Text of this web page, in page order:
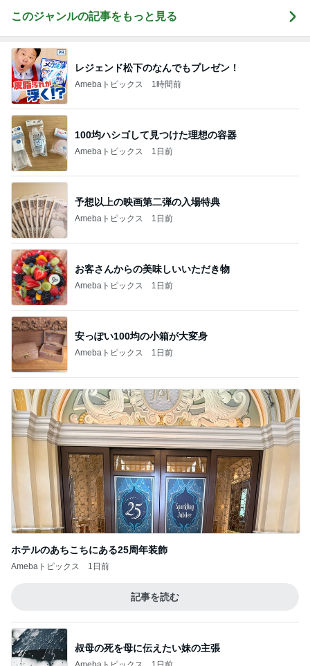
このジャンルの記事をもっと見る
レジェンド松下のなんでもプレゼン！
Amebaトピックス 1時間前
100均ハシゴして見つけた理想の容器
Amebaトピックス 1日前
予想以上の映画第二弾の入場特典
Amebaトピックス 1日前
お客さんからの美味しいいただき物
Amebaトピックス 1日前
安っぽい100均の小箱が大変身
Amebaトピックス 1日前
ホテルのあちこちにある25周年装飾
Amebaトピックス 1日前
記事を読む
叔母の死を母に伝えたい妹の主張